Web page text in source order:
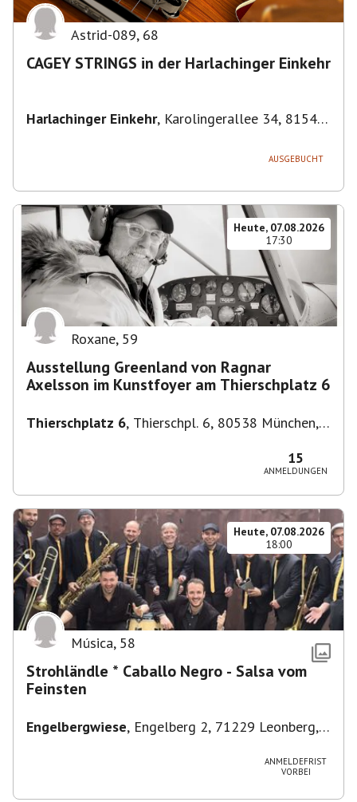
Astrid-089, 68
CAGEY STRINGS in der Harlachinger Einkehr
Harlachinger Einkehr, Karolingerallee 34, 81545
AUSGEBUCHT
Heute, 07.08.2026
17:30
Roxane, 59
Ausstellung Greenland von Ragnar
Axelsson im Kunstfoyer am Thierschplatz 6
Thierschplatz 6, Thierschpl. 6, 80538 München,
15
ANMELDUNGEN
Heute, 07.08.2026
18:00
Música, 58
Strohländle * Caballo Negro - Salsa vom
Feinsten
Engelbergwiese, Engelberg 2, 71229 Leonberg,
ANMELDEFRIST
VORBEI